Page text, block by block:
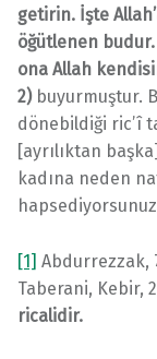
getirin. İşte
öğütlenen budur.
ona Allah
2)buyurmuştur.
dönebildiği ric’î
[ayrılıktan
kadına neden
[1] Abdurrezzak,
Taberani, Kebir,
ricalidir.